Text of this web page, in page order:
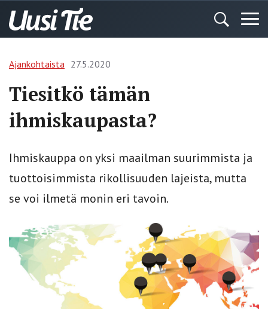
Ajankohtaista 27.5.2020
Tiesitkö tämän
ihmiskaupasta?
Ihmiskauppa on yksi maailman suurimmista ja
tuottoisimmista rikollisuuden lajeista, mutta
se voi ilmetä monin eri tavoin.